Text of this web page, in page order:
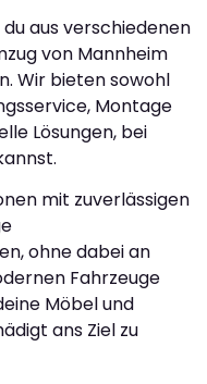
aus verschiedenen
von Mannheim
Wir bieten sowohl
Montage
Lösungen, bei
mit zuverlässigen
ohne dabei an
Fahrzeuge
Möbel und
ans Ziel zu